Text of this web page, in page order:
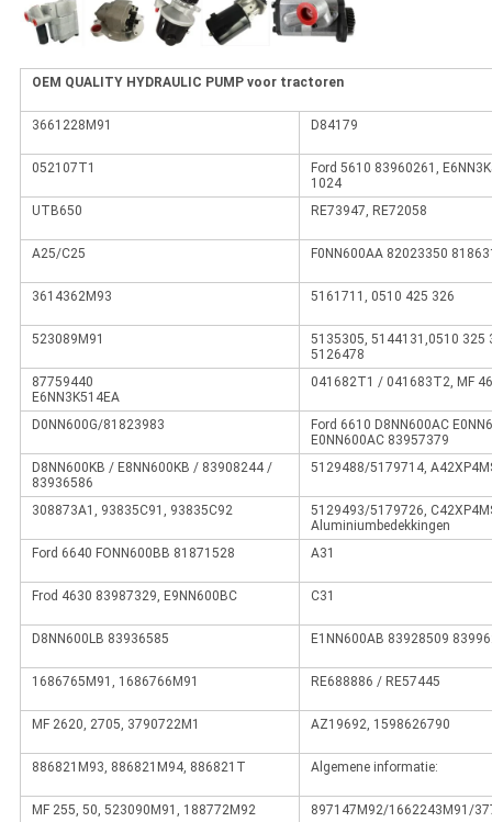
OEM QUALITY HYDRAULIC PUMP voor tractoren
3661228M91 D84179
052107T1
Ford 5610 83960261,
1024
UTB650
RE73947, RE72058
A25/C25 F0NN600AA 82023350
3614362M93 5161711, 0510 425 326
523089M91
5135305, 5144131,0510 325
5126478
87759440
E6NN3K514EA
041682T1 / 041683T2, MF
D0NN600G/81823983
Ford 6610 D8NN600AC
E0NN600AC 83957379
D8NN600KB / E8NN600KB / 83908244 /
83936586
5129488/5179714,
308873A1, 93835C91, 93835C92
5129493/5179726,
Aluminiumbedekkingen
Ford 6640 FONN600BB 81871528
A31
Frod 4630 83987329, E9NN600BC C31
D8NN600LB 83936585 E1NN600AB 83928509
1686765M91, 1686766M91 RE688886 / RE57445
MF 2620, 2705, 3790722M1 AZ19692, 1598626790
886821M93, 886821M94, 886821T Algemene informatie:
MF 255, 50, 523090M91, 188772M92 897147M92/1662243M91/